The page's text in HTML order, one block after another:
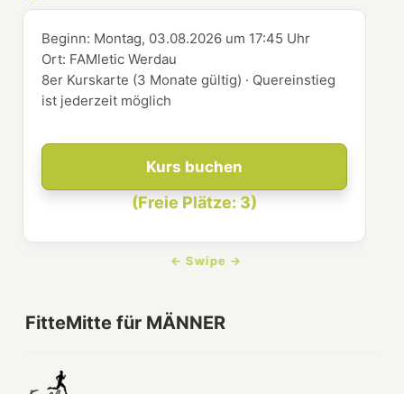
Kurs buchen
(Freie Plätze: 3)
Beginn: Montag, 03.08.2026 um 17:45 Uhr
Ort: FAMletic Werdau
8er Kurskarte (3 Monate gültig) · Quereinstieg
ist jederzeit möglich
FitteMitte für MÄNNER